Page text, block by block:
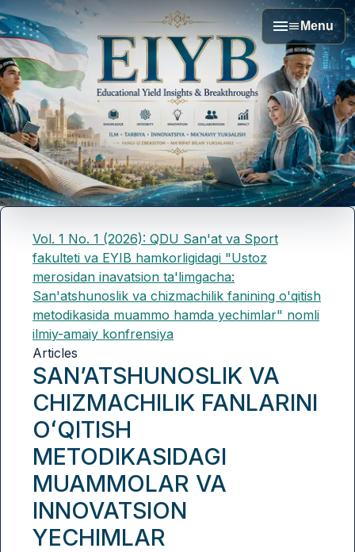
Menu
Vol. 1 No. 1 (2026): QDU San'at va Sport
fakulteti va EYIB hamkorligidagi "Ustoz
merosidan inavatsion ta'limgacha:
San'atshunoslik va chizmachilik fanining o'qitish
metodikasida muammo hamda yechimlar" nomli
ilmiy-amaiy konfrensiya
Articles
SAN’ATSHUNOSLIK VA
CHIZMACHILIK FANLARINI
OʻQITISH
METODIKASIDAGI
MUAMMOLAR VA
INNOVATSION
YECHIMLAR